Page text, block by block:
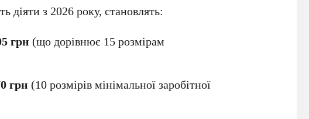
діяти з 2026 року, становлять:
грн (що дорівнює 15 розмірам
грн (10 розмірів мінімальної заробітної